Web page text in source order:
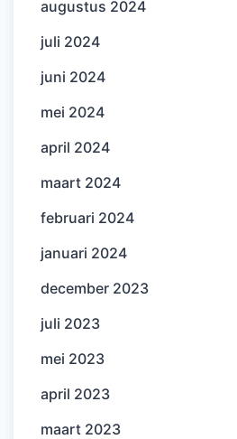
augustus 2024
juli 2024
juni 2024
mei 2024
april 2024
maart 2024
februari 2024
januari 2024
december 2023
juli 2023
mei 2023
april 2023
maart 2023